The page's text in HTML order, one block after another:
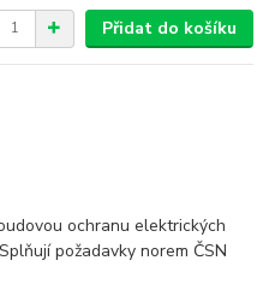
Přidat do košíku
ochranu elektrických
požadavky norem ČSN